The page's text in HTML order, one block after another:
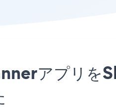
アプリを